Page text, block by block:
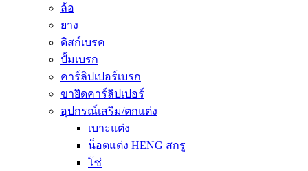
ล้อ
ยาง
ดิสก์เบรค
ปั้มเบรก
คาร์ลิปเปอร์เบรก
ขายึดคาร์ลิปเปอร์
อุปกรณ์เสริม/ตกแต่ง
เบาะแต่ง
น็อตแต่ง HENG สกรู
โซ่